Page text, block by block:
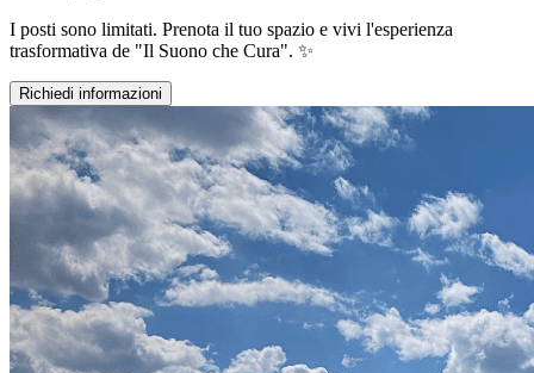
I posti sono limitati. Prenota il tuo spazio e vivi l'esperienza
trasformativa de "Il Suono che Cura". ✨
Richiedi informazioni